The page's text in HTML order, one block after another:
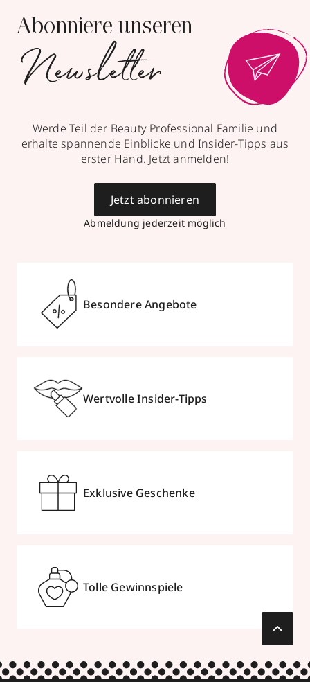
Abonniere unseren
Newsletter
Werde Teil der Beauty Professional Familie und
erhalte spannende Einblicke und Insider-Tipps aus
erster Hand. Jetzt anmelden!
Abmeldung jederzeit möglich
Jetzt abonnieren
Besondere Angebote
Wertvolle Insider-Tipps
Exklusive Geschenke
Tolle Gewinnspiele